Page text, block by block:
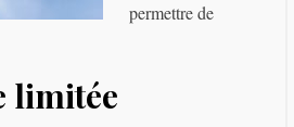
permettre de
limitée